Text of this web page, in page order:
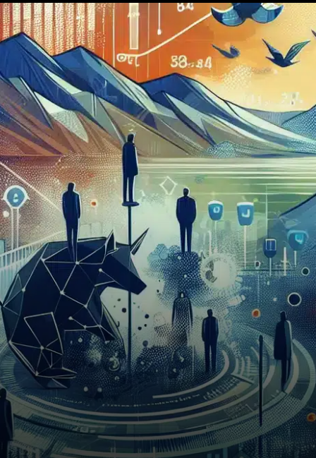
Le vendredi dernier, les
marchés boursiers américains
ont montré une certaine
résilience face à la publication
de données économiques
cruciales.…